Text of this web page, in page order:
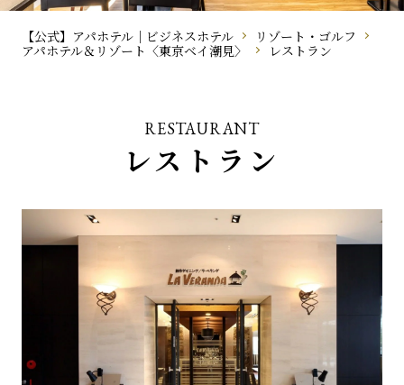
【公式】アパホテル｜ビジネスホテル
リゾート・ゴルフ
アパホテル＆リゾート〈東京ベイ潮見〉
レストラン
RESTAURANT
レストラン